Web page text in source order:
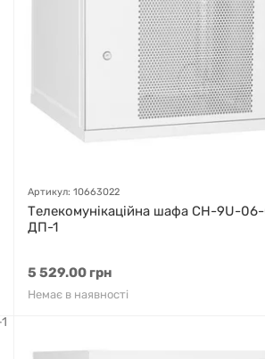
Артикул: 10663022
Телекомунікаційна шафа СН-9U-
ДП-1
5 529.00 грн
Немає в наявності